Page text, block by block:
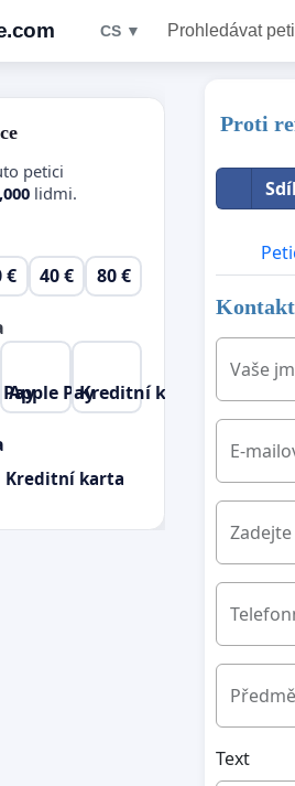
CS ▼ Prohledávat
Proti
Vaše
E-
Text
petici
lidmi.
€ 40 € 80 €
Apple PayKreditní karta
Kreditní karta